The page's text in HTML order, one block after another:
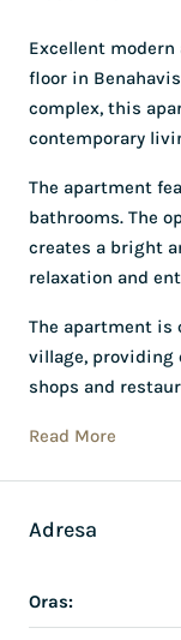
Excellent
floor in
complex, this
contemporary
The apartment
bathrooms. The
creates a bright
relaxation and
The apartment is
village, providing
shops and
Read More
Adresa
Oras: